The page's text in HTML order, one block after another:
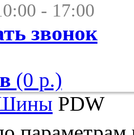
- 17:00
звонок
(0 р.)
PDW